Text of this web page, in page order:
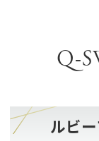
Q-
ルビ